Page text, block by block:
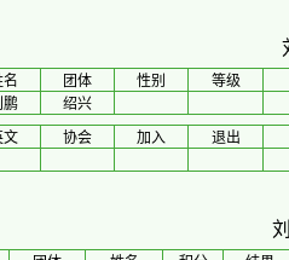
名 团体 性别
等级
鹏
绍兴
文 协会 加入 退出